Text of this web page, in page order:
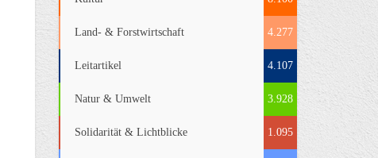
Land- & Forstwirtschaft 4.277
Leitartikel 4.107
Natur & Umwelt 3.928
Solidarität & Lichtblicke 1.095